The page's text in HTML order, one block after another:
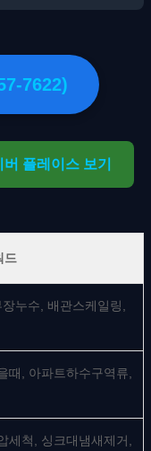
7622)
버 플레이스 보기
드
누수, 배관스케일링,
때, 아파트하수구역류,
세척, 싱크대냄새제거,